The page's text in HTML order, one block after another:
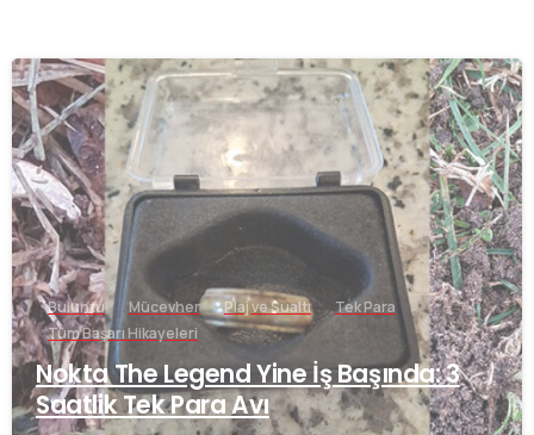
-
Buluntu Mücevher Plaj ve Sualtı
Tek Para
Tüm Başarı Hikayeleri
Nokta The Legend Yine İş Başında: 3
Saatlik Tek Para Avı